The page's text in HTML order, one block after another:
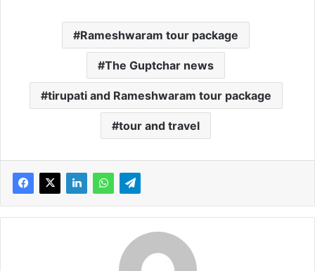
Rameshwaram tour package
The Guptchar news
tirupati and Rameshwaram tour package
tour and travel